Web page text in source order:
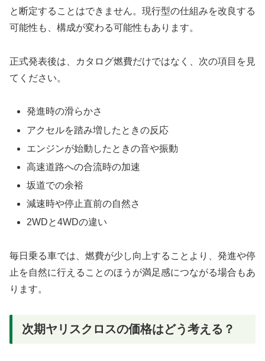
と断定することはできません。現行型の仕組みを改良する
可能性も、構成が変わる可能性もあります。
正式発表後は、カタログ燃費だけではなく、次の項目を見
てください。
発進時の滑らかさ
アクセルを踏み増したときの反応
エンジンが始動したときの音や振動
高速道路への合流時の加速
坂道での余裕
減速時や停止直前の自然さ
2WDと4WDの違い
毎日乗る車では、燃費が少し向上することより、発進や停
止を自然に行えることのほうが満足感につながる場合もあ
ります。
次期ヤリスクロスの価格はどう考える？